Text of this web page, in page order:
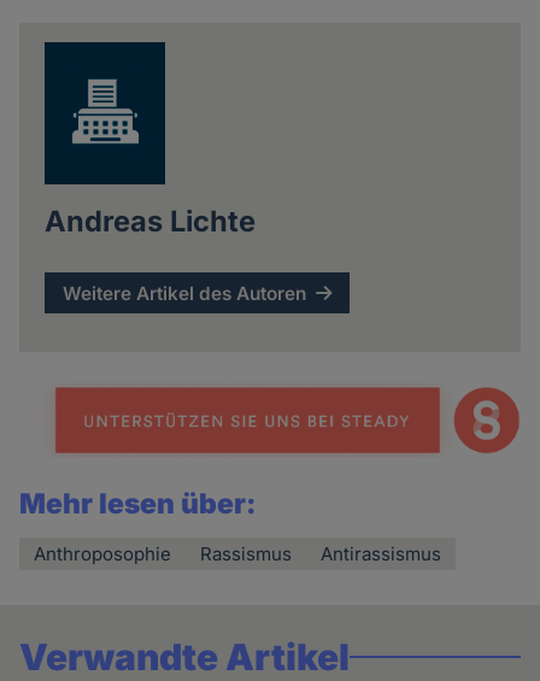
Andreas Lichte
Weitere Artikel des Autoren
Mehr lesen über:
Anthroposophie Rassismus Antirassismus
Verwandte Artikel